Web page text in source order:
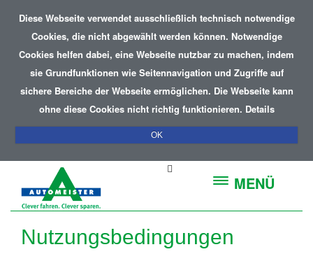
Diese Webseite verwendet ausschließlich technisch notwendige
Cookies, die nicht abgewählt werden können. Notwendige
Cookies helfen dabei, eine Webseite nutzbar zu machen, indem
sie Grundfunktionen wie Seitennavigation und Zugriffe auf
sichere Bereiche der Webseite ermöglichen. Die Webseite kann
ohne diese Cookies nicht richtig funktionieren. Details
OK
MENÜ
Nutzungsbedingungen